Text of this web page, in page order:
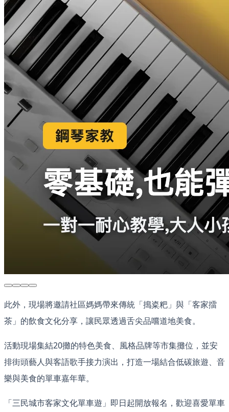
此外，現場將邀請社區媽媽帶來傳統「搗粢粑」與「客家擂
茶」的飲食文化分享，讓民眾透過舌尖品嚐道地美食。
活動現場集結20攤的特色美食、風格品牌等市集攤位，並安
排街頭藝人與客語歌手接力演出，打造一場結合低碳旅遊、音
樂與美食的單車嘉年華。
「三民城市客家文化單車遊」即日起開放報名，歡迎喜愛單車